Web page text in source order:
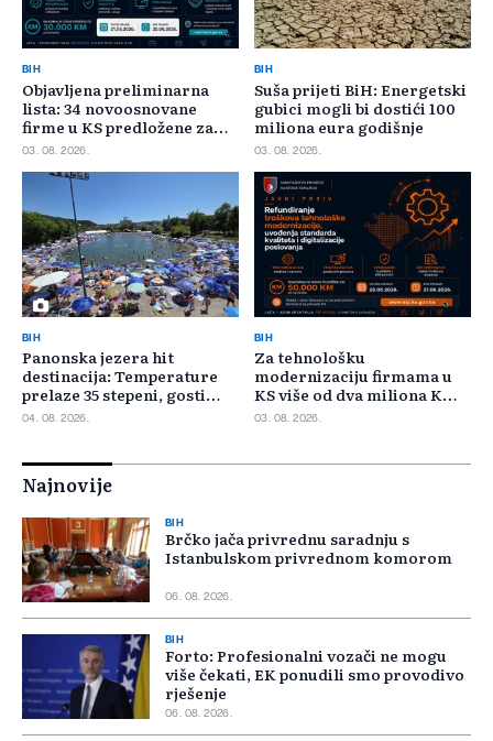
BIH
Objavljena preliminarna
lista: 34 novoosnovane
firme u KS predložene za
400.000 KM poticaja
03. 08. 2026.
BIH
Suša prijeti BiH: Energetski
gubici mogli bi dostići 100
miliona eura godišnje
03. 08. 2026.
BIH
Panonska jezera hit
destinacija: Temperature
prelaze 35 stepeni, gosti
pristižu iz cijele regije
04. 08. 2026.
BIH
Za tehnološku
modernizaciju firmama u
KS više od dva miliona KM,
odbijeno 135 prijava
03. 08. 2026.
Najnovije
BIH
Brčko jača privrednu saradnju s
Istanbulskom privrednom komorom
06. 08. 2026.
BIH
Forto: Profesionalni vozači ne mogu
više čekati, EK ponudili smo provodivo
rješenje
06. 08. 2026.